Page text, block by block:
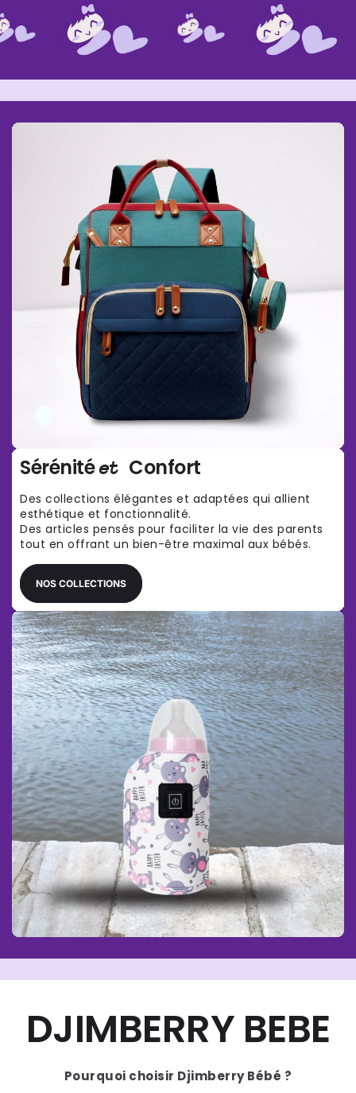
Sérénitéet Confort
Des collections élégantes et adaptées qui allient
esthétique et fonctionnalité.
Des articles pensés pour faciliter la vie des parents
tout en offrant un bien-être maximal aux bébés.
NOS COLLECTIONS
DJIMBERRY BEBE
Pourquoi choisir Djimberry Bébé ?